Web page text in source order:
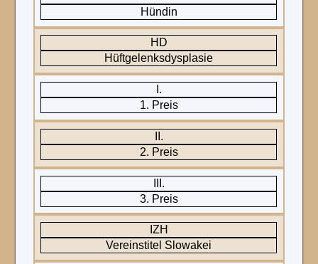
Hündin
HD
Hüftgelenksdysplasie
I.
1. Preis
II.
2. Preis
III.
3. Preis
IZH
Vereinstitel Slowakei